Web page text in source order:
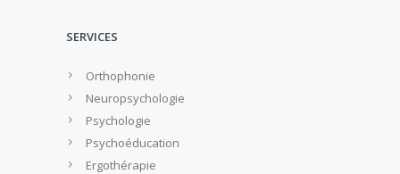
SERVICES
Orthophonie
Neuropsychologie
Psychologie
Psychoéducation
Ergothérapie